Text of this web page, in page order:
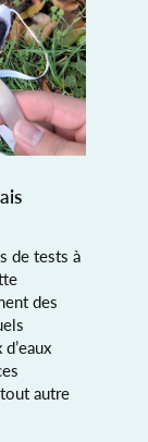
de tests à
des
autre